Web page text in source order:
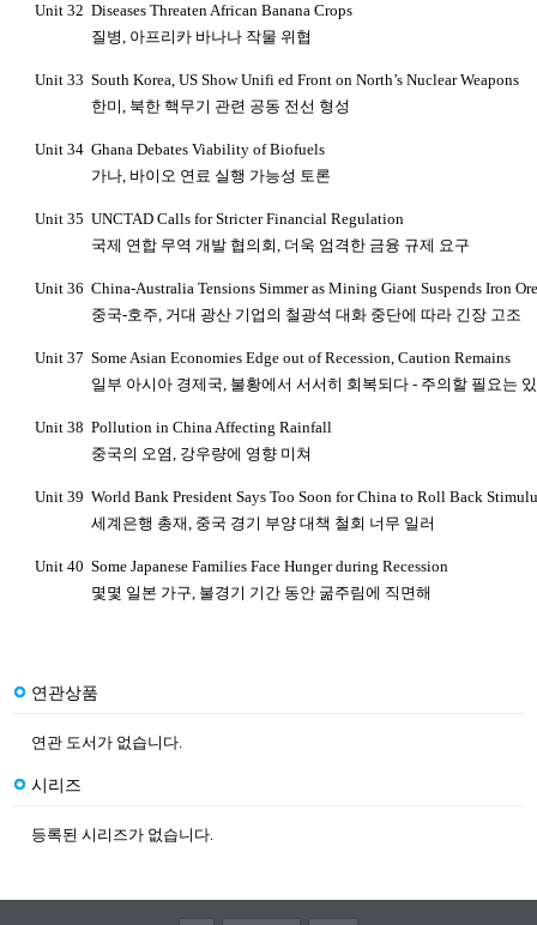
Unit 32 Diseases Threaten African Banana Crops
질병, 아프리카 바나나 작물 위협
Unit 33 South Korea, US Show Unifi ed Front on North’s Nuclear Weapons
한미, 북한 핵무기 관련 공동 전선 형성
Unit 34 Ghana Debates Viability of Biofuels
가나, 바이오 연료 실행 가능성 토론
Unit 35 UNCTAD Calls for Stricter Financial Regulation
국제 연합 무역 개발 협의회, 더욱 엄격한 금융 규제 요구
Unit 36 China-Australia Tensions Simmer as Mining Giant Suspends Iron
중국-호주, 거대 광산 기업의 철광석 대화 중단에 따라 긴장 고조
Unit 37 Some Asian Economies Edge out of Recession, Caution Remains
일부 아시아 경제국, 불황에서 서서히 회복되다 - 주의할 필요는
Unit 38 Pollution in China Affecting Rainfall
중국의 오염, 강우량에 영향 미쳐
Unit 39 World Bank President Says Too Soon for China to Roll Back
세계은행 총재, 중국 경기 부양 대책 철회 너무 일러
Unit 40 Some Japanese Families Face Hunger during Recession
몇몇 일본 가구, 불경기 기간 동안 굶주림에 직면해
연관상품
연관 도서가 없습니다.
시리즈
등록된 시리즈가 없습니다.